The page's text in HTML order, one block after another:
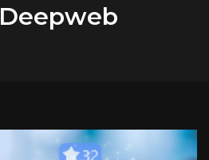
Deepweb